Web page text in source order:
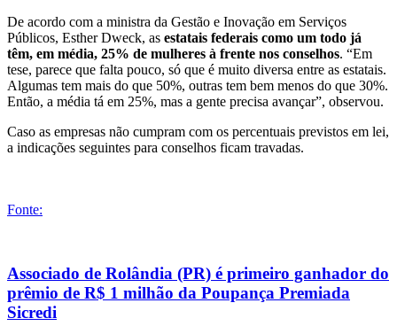
De acordo com a ministra da Gestão e Inovação em Serviços
Públicos, Esther Dweck, as estatais federais como um todo já
têm, em média, 25% de mulheres à frente nos conselhos. “Em
tese, parece que falta pouco, só que é muito diversa entre as estatais.
Algumas tem mais do que 50%, outras tem bem menos do que 30%.
Então, a média tá em 25%, mas a gente precisa avançar”, observou.
Caso as empresas não cumpram com os percentuais previstos em lei,
a indicações seguintes para conselhos ficam travadas.
Fonte:
Associado de Rolândia (PR) é primeiro ganhador do
prêmio de R$ 1 milhão da Poupança Premiada
Sicredi